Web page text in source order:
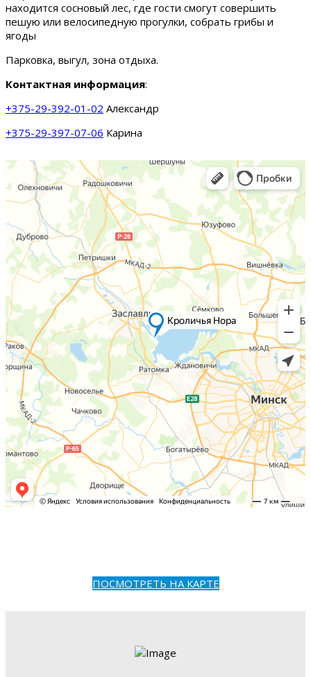
находится сосновый лес, где гости смогут совершить
пешую или велосипедную прогулки, собрать грибы и
ягоды
Парковка, выгул, зона отдыха.
Контактная информация:
+375-29-392-01-02 Александр
+375-29-397-07-06 Карина
ПОСМОТРЕТЬ НА КАРТЕ